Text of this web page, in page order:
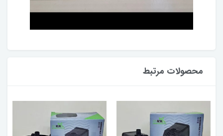
محصولات مرتبط